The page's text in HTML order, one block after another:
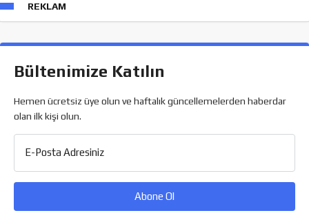
REKLAM
Bültenimize Katılın
Hemen ücretsiz üye olun ve haftalık güncellemelerden haberdar
olan ilk kişi olun.
E-Posta Adresiniz